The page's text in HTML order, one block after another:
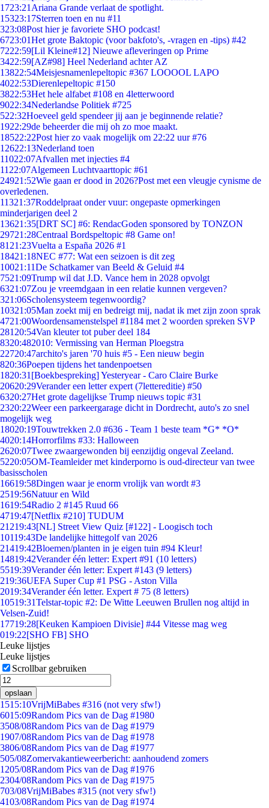
1723:21 Ariana Grande verlaat de spotlight.
15323:17Sterren toen en nu #11
323:08Post hier je favoriete SHO podcast!
6723:01Het grote Baktopic (voor bakfoto's, -vragen en -tips) #42
7222:59[Lil Kleine#12] Nieuwe afleveringen op Prime
3422:59[AZ#98] Heel Nederland achter AZ
13822:54Meisjesnamenlepeltopic #367 LOOOOL LAPO
4022:53Dierenlepeltopic #150
3822:53Het hele alfabet #108 en 4letterwoord
9022:34Nederlandse Politiek #725
522:32Hoeveel geld spendeer jij aan je beginnende relatie?
1922:29de beheerder die mij oh zo moe maakt.
18522:22Post hier zo vaak mogelijk om 22:22 uur #76
12622:13Nederland toen
11022:07Afvallen met injecties #4
11 22:07Algemeen Luchtvaarttopic #61
24921:52Wie gaan er dood in 2026?Post met een vleugje cynisme de
overledenen.
11321:37Roddelpraat onder vuur: ongepaste opmerkingen
minderjarigen deel 2
13621:35[DRT SC] #6: RendacGoden sponsored by TONZON
29721:28Centraal Bordspeltopic #8 Game on!
81 21:23Vuelta a España 2026 #1
18421:18NEC #77: Wat een seizoen is dit zeg
10021:11De Schatkamer van Beeld & Geluid #4
7521:09Trump wil dat J.D. Vance hem in 2028 opvolgt
6321:07Zou je vreemdgaan in een relatie kunnen vergeven?
321:06Scholensysteem tegenwoordig?
10321:05Man zoekt mij en bedreigt mij, nadat ik met zijn zoon sprak
4721:00Woordensamenstelspel #1184 met 2 woorden spreken SVP
281 20:54Van kleuter tot puber deel 184
8320:482010: Vermissing van Herman Ploegstra
22720:47archito's jaren '70 huis #5 - Een nieuw begin
820:36Poepen tijdens het tandenpoetsen
1820:31 [Boekbespreking] Yesteryear - Caro Claire Burke
20620:29Verander een letter expert (7lettereditie) #50
6320:27Het grote dagelijkse Trump nieuws topic #31
2320:22Weer een parkeergarage dicht in Dordrecht, auto's zo snel
mogelijk weg
18020:19Touwtrekken 2.0 #636 - Team 1 beste team *G* *O*
4020:14Horrorfilms #33: Halloween
2620:07Twee zwaargewonden bij eenzijdig ongeval Zeeland.
5220:05OM-Teamleider met kinderporno is oud-directeur van twee
basisscholen
16619:58Dingen waar je enorm vrolijk van wordt #3
2519:56Natuur en Wild
1619:54Radio 2 #145 Ruud 66
4719:47[Netflix #210] TUDUM
21219:43[NL] Street View Quiz [#122] - Loogisch toch
10119:43De landelijke hittegolf van 2026
21419:42Bloemen/planten in je eigen tuin #94 Kleur!
14819:42Verander één letter: Expert #91 (10 letters)
5519:39Verander één letter: Expert #143 (9 letters)
219:36UEFA Super Cup #1 PSG - Aston Villa
2019:34Verander één letter. Expert # 75 (8 letters)
10519:31Telstar-topic #2: De Witte Leeuwen Brullen nog altijd in
Velsen-Zuid!
17719:28[Keuken Kampioen Divisie] #44 Vitesse mag weg
019:22[SHO FB] SHO
Leuke lijstjes
Leuke lijstjes
Scrollbar gebruiken
opslaan
1515:10VrijMiBabes #316 (not very sfw!)
6015:09Random Pics van de Dag #1980
3508/08Random Pics van de Dag #1979
1907/08Random Pics van de Dag #1978
3806/08Random Pics van de Dag #1977
505/08Zomervakantieweerbericht: aanhoudend zomers
1205/08Random Pics van de Dag #1976
2304/08Random Pics van de Dag #1975
703/08VrijMiBabes #315 (not very sfw!)
4103/08Random Pics van de Dag #1974